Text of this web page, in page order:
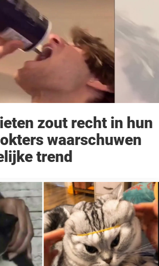
zout recht in hun
waarschuwen
trend